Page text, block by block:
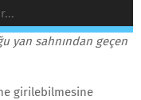
yan sahnından geçen
girilebilmesine